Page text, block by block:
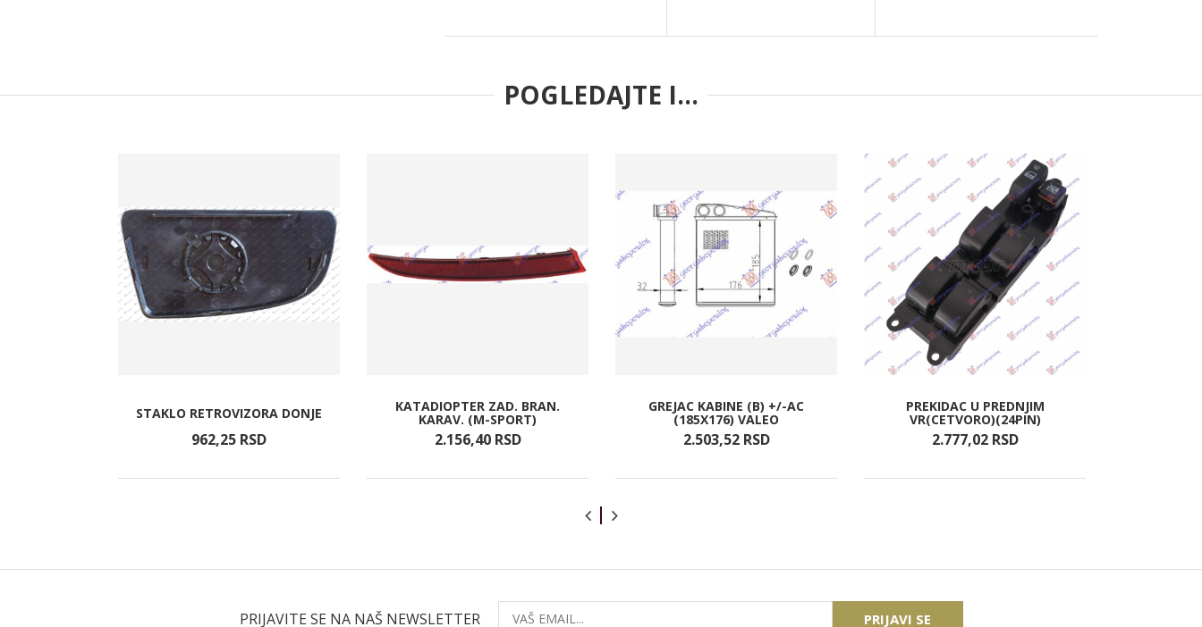
POGLEDAJTE I...
STAKLO RETROVIZORA DONJE
962,25 RSD
KATADIOPTER ZAD. BRAN.
KARAV. (M-SPORT)
2.156,40 RSD
GREJAC KABINE (B) +/-AC
(185X176) VALEO
2.503,52 RSD
PREKIDAC U PREDNJIM
VR(CETVORO)(24PIN)
2.777,02 RSD
PRIJAVITE SE NA NAŠ NEWSLETTER PRIJAVI SE